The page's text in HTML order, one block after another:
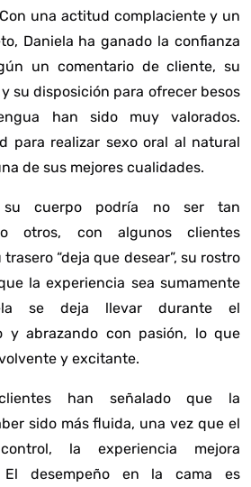
una actitud complaciente y un
Daniela ha ganado la confianza
un comentario de cliente, su
su disposición para ofrecer besos
han sido muy valorados.
para realizar sexo oral al natural
de sus mejores cualidades.
cuerpo podría no ser tan
otros, con algunos clientes
“deja que desear”, su rostro
la experiencia sea sumamente
se deja llevar durante el
y abrazando con pasión, lo que
y excitante.
han señalado que la
sido más fluida, una vez que el
la experiencia mejora
El desempeño en la cama es